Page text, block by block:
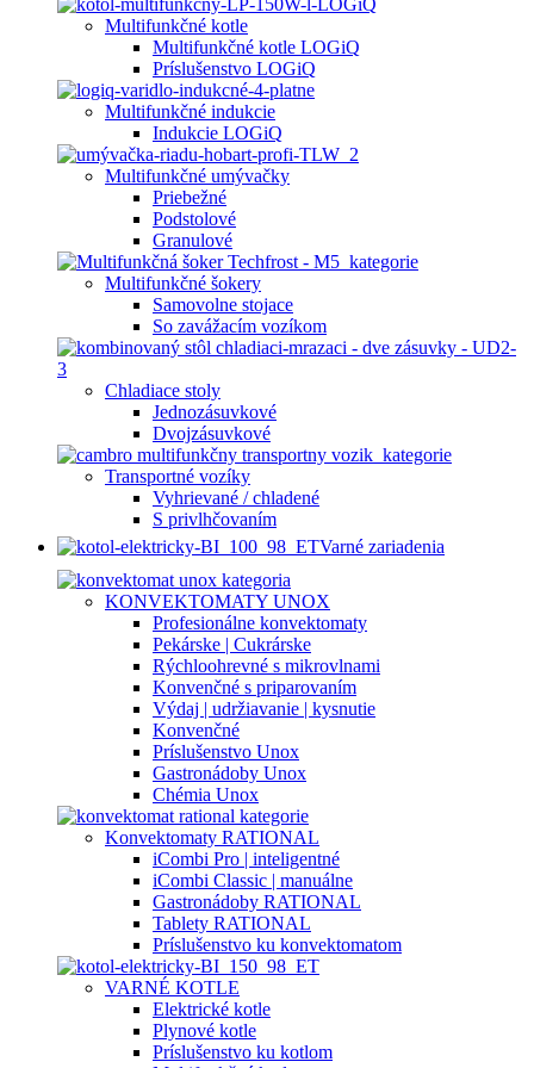
Multifunkčné kotle
Multifunkčné kotle LOGiQ
Príslušenstvo LOGiQ
Multifunkčné indukcie
Indukcie LOGiQ
Multifunkčné umývačky
Priebežné
Podstolové
Granulové
Multifunkčné šokery
Samovolne stojace
So zavážacím vozíkom
Chladiace stoly
Jednozásuvkové
Dvojzásuvkové
Transportné vozíky
Vyhrievané / chladené
S privlhčovaním
Varné zariadenia
KONVEKTOMATY UNOX
Profesionálne konvektomaty
Pekárske | Cukrárske
Rýchloohrevné s mikrovlnami
Konvenčné s priparovaním
Výdaj | udržiavanie | kysnutie
Konvenčné
Príslušenstvo Unox
Gastronádoby Unox
Chémia Unox
Konvektomaty RATIONAL
iCombi Pro | inteligentné
iCombi Classic | manuálne
Gastronádoby RATIONAL
Tablety RATIONAL
Príslušenstvo ku konvektomatom
VARNÉ KOTLE
Elektrické kotle
Plynové kotle
Príslušenstvo ku kotlom